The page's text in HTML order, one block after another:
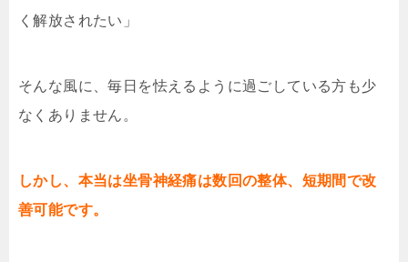
く解放されたい」
そんな風に、毎日を怯えるように過ごしている方も少
なくありません。
しかし、本当は坐骨神経痛は数回の整体、短期間で改
善可能です。